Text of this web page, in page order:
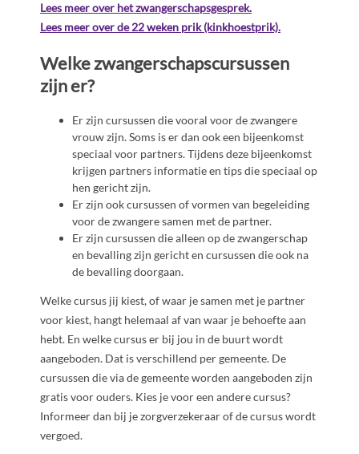
Lees meer over het zwangerschapsgesprek.
Lees meer over de 22 weken prik (kinkhoestprik).
Welke zwangerschapscursussen
zijn er?
Er zijn cursussen die vooral voor de zwangere
vrouw zijn. Soms is er dan ook een bijeenkomst
speciaal voor partners. Tijdens deze bijeenkomst
krijgen partners informatie en tips die speciaal op
hen gericht zijn.
Er zijn ook cursussen of vormen van begeleiding
voor de zwangere samen met de partner.
Er zijn cursussen die alleen op de zwangerschap
en bevalling zijn gericht en cursussen die ook na
de bevalling doorgaan.
Welke cursus jij kiest, of waar je samen met je partner
voor kiest, hangt helemaal af van waar je behoefte aan
hebt. En welke cursus er bij jou in de buurt wordt
aangeboden. Dat is verschillend per gemeente. De
cursussen die via de gemeente worden aangeboden zijn
gratis voor ouders. Kies je voor een andere cursus?
Informeer dan bij je zorgverzekeraar of de cursus wordt
vergoed.